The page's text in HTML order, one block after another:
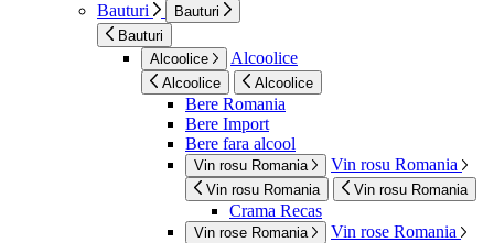
Bauturi
Bauturi
Bauturi
Alcoolice
Alcoolice
Alcoolice Alcoolice
Bere Romania
Bere Import
Bere fara alcool
Vin rosu Romania Vin rosu Romania
Vin rosu Romania Vin rosu Romania
Crama Recas
Vin rose Romania Vin rose Romania